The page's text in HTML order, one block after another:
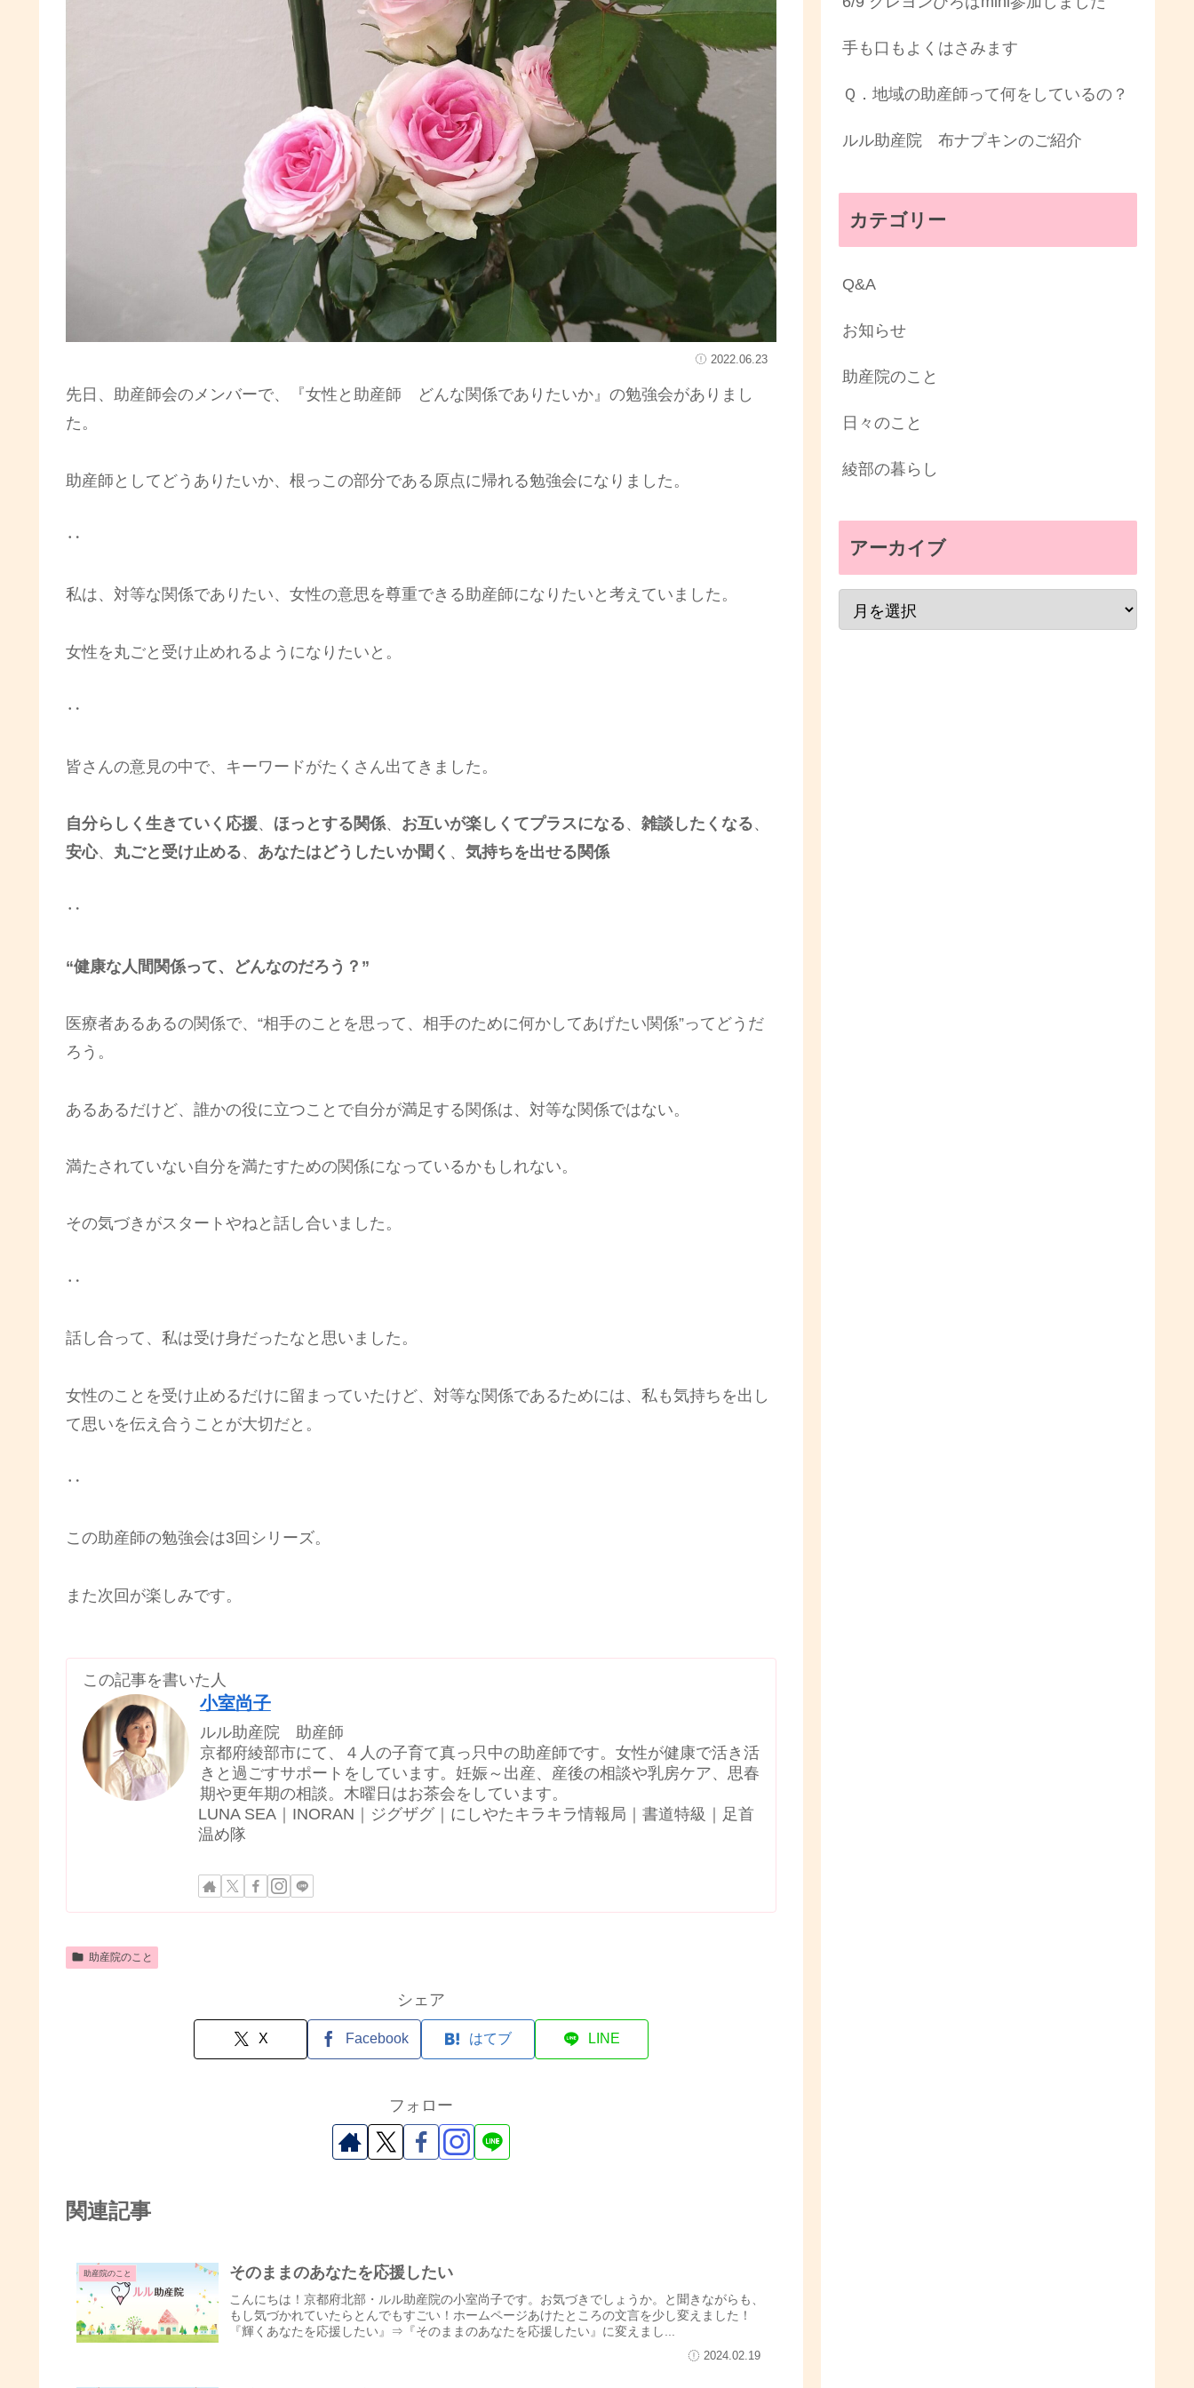
2022.06.23
先日、助産師会のメンバーで、『女性と助産師 どんな関係でありたいか』の勉強会がありまし
た。
助産師としてどうありたいか、根っこの部分である原点に帰れる勉強会になりました。
‥
私は、対等な関係でありたい、女性の意思を尊重できる助産師になりたいと考えていました。
女性を丸ごと受け止めれるようになりたいと。
‥
皆さんの意見の中で、キーワードがたくさん出てきました。
自分らしく生きていく応援、 ほっとする関係、 お互いが楽しくてプラスになる、 雑談したくなる、
安心、 丸ごと受け止める、 あなたはどうしたいか聞く 、 気持ちを出せる関係
‥
“健康な人間関係って、どんなのだろう？”
医療者あるあるの関係で、“相手のことを思って、相手のために何かしてあげたい関係”ってどうだ
ろう。
あるあるだけど、誰かの役に立つことで自分が満足する関係は、対等な関係ではない。
満たされていない自分を満たすための関係になっているかもしれない。
その気づきがスタートやねと話し合いました。
‥
話し合って、私は受け身だったなと思いました。
女性のことを受け止めるだけに留まっていたけど、対等な関係であるためには、私も気持ちを出し
て思いを伝え合うことが大切だと。
‥
この助産師の勉強会は3回シリーズ。
また次回が楽しみです。
この記事を書いた人
小室尚子
ルル助産院 助産師
京都府綾部市にて、４人の子育て真っ只中の助産師です。女性が健康で活き活
きと過ごすサポートをしています。妊娠～出産、産後の相談や乳房ケア、思春
期や更年期の相談。木曜日はお茶会をしています。
LUNA SEA｜INORAN｜ジグザグ｜にしやたキラキラ情報局｜書道特級｜足首
温め隊
助産院のこと
シェア
X Facebook はてブ LINE
フォロー
関連記事
助産院のこと そのままのあなたを応援したい
こんにちは！京都府北部・ルル助産院の小室尚子です。お気づきでしょうか。と聞きながらも、
もし気づかれていたらとんでもすごい！ホームページあけたところの文言を少し変えました！
『輝くあなたを応援したい』⇒『そのままのあなたを応援したい』に変えまし...
2024.02.19
手も口もよくはさみます
Ｑ．地域の助産師って何をしているの？
ルル助産院 布ナプキンのご紹介
カテゴリー
Q&A
お知らせ
助産院のこと
日々のこと
綾部の暮らし
アーカイブ